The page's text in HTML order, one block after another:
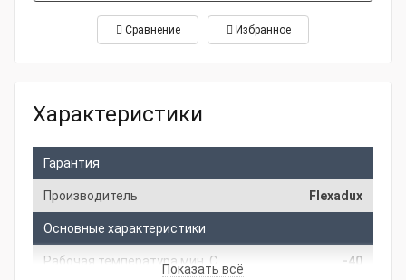
Сравнение Избранное
Характеристики
Гарантия
Производитель Flexadux
Основные характеристики
Рабочая температура мин, С -40
Показать всё